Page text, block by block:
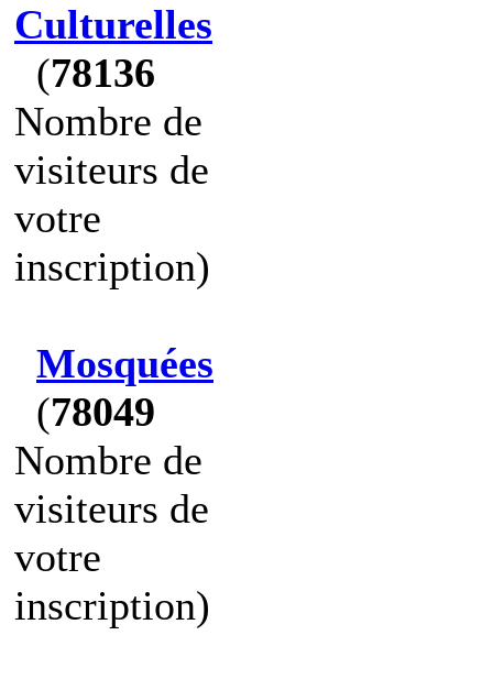
Culturelles
(78136
Nombre de
visiteurs de
votre
inscription)
Mosquées
(78049
Nombre de
visiteurs de
votre
inscription)